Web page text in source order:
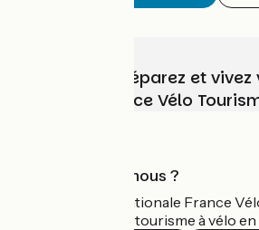
Choisissez, préparez et
vélo avec France Vélo
Qui sommes-nous ?
L'association nationale France
guide officiel du tourisme à vélo en